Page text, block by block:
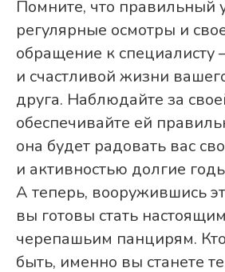
Помните, что правильный
регулярные осмотры и
обращение к специалисту
и счастливой жизни
друга. Наблюдайте за
обеспечивайте ей
она будет радовать вас
и активностью долгие
А теперь, вооружившись
вы готовы стать
черепашьим панцирям.
быть, именно вы станете